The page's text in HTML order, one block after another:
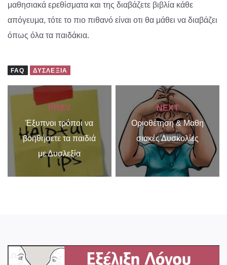
μαθησιακά ερεθίσματα και της διαβάζετε βιβλία κάθε
απόγευμα, τότε το πιο πιθανό είναι οτι θα μάθει να διαβάζει
όπως όλα τα παιδάκια.
FAQ ΔΥΣΛΕΞΊΑ
PREV
Έξυπνοι τρόποι να
βοηθήσετε τα παιδιά
με Δυσλεξία
NEXT
Οριοθέτηση & Μαθη
σιακές Δυσκολίες